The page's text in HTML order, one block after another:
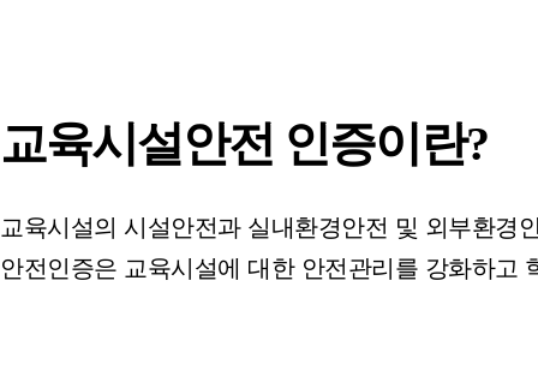
교육시설안전 인증이란?
교육시설의 시설안전과 실내환경안전 및 외부환경
안전인증은 교육시설에 대한 안전관리를 강화하고